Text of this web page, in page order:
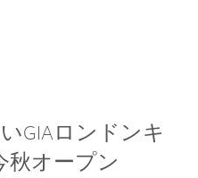
GIAロンドンキ
秋オープン